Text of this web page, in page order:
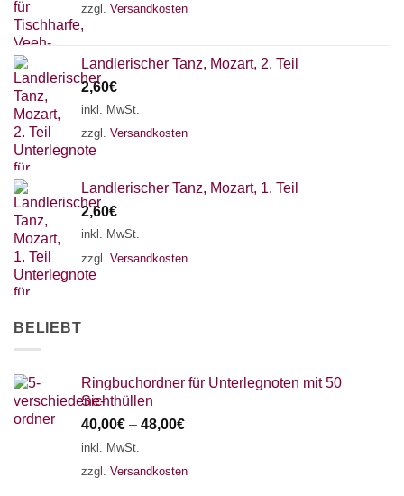
zzgl. Versandkosten
Landlerischer Tanz, Mozart, 2. Teil
2,60€
inkl. MwSt.
zzgl. Versandkosten
Landlerischer Tanz, Mozart, 1. Teil
2,60€
inkl. MwSt.
zzgl. Versandkosten
BELIEBT
Ringbuchordner für Unterlegnoten mit 50
Sichthüllen
40,00€ – 48,00€
inkl. MwSt.
zzgl. Versandkosten
Chat Support
18 SAITEN
AKKORDZITHER